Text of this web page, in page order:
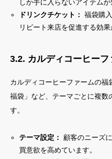
しか手に入らないアイテムが
ドリンクチケット： 福袋購
リピート来店を促進する効果
3.2. カルディコーヒーフ
カルディコーヒーファームの
福袋」など、テーマごとに複
す。
テーマ設定：
顧客のニーズ
買意欲を高めています。